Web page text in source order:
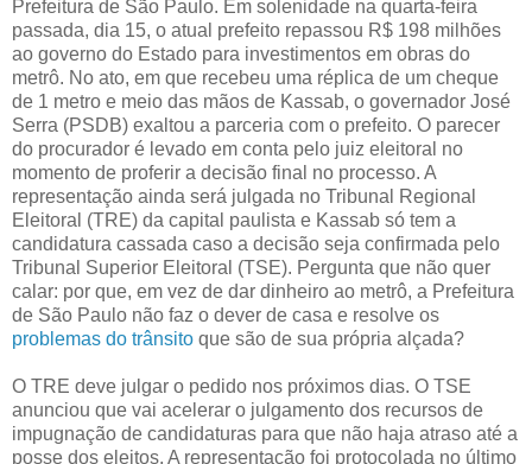
Prefeitura de São Paulo. Em solenidade na quarta-feira
passada, dia 15, o atual prefeito repassou R$ 198 milhões
ao governo do Estado para investimentos em obras do
metrô. No ato, em que recebeu uma réplica de um cheque
de 1 metro e meio das mãos de Kassab, o governador José
Serra (PSDB) exaltou a parceria com o prefeito. O parecer
do procurador é levado em conta pelo juiz eleitoral no
momento de proferir a decisão final no processo. A
representação ainda será julgada no Tribunal Regional
Eleitoral (TRE) da capital paulista e Kassab só tem a
candidatura cassada caso a decisão seja confirmada pelo
Tribunal Superior Eleitoral (TSE). Pergunta que não quer
calar: por que, em vez de dar dinheiro ao metrô, a Prefeitura
de São Paulo não faz o dever de casa e resolve os
problemas do trânsito que são de sua própria alçada?
O TRE deve julgar o pedido nos próximos dias. O TSE
anunciou que vai acelerar o julgamento dos recursos de
impugnação de candidaturas para que não haja atraso até a
posse dos eleitos. A representação foi protocolada no último